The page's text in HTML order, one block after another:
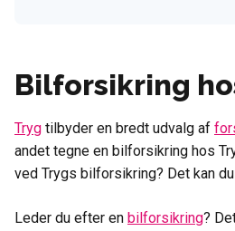
Bilforsikring
Tryg tilbyder en bredt udvalg af
andet tegne en bilforsikring hos
ved Trygs bilforsikring? Det kan
Leder du efter en bilforsikring?